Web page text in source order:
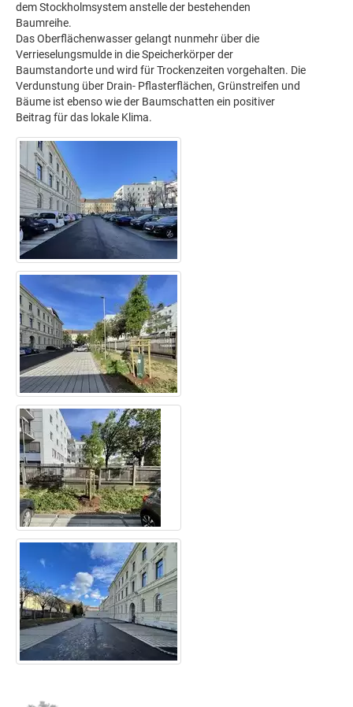
dem Stockholmsystem anstelle der bestehenden
Baumreihe.
Das Oberflächenwasser gelangt nunmehr über die
Verrieselungsmulde in die Speicherkörper der
Baumstandorte und wird für Trockenzeiten vorgehalten. Die
Verdunstung über Drain- Pflasterflächen, Grünstreifen und
Bäume ist ebenso wie der Baumschatten ein positiver
Beitrag für das lokale Klima.